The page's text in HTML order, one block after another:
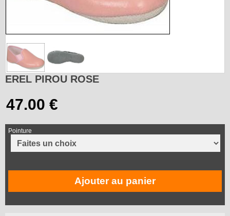
EREL PIROU ROSE
Pointure
Ajouter au panier